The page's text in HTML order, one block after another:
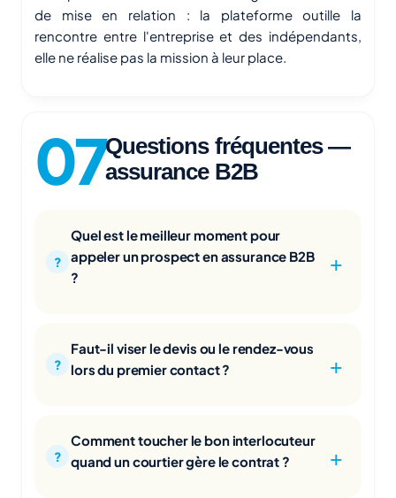
de mise en relation : la plateforme outille la
rencontre entre l'entreprise et des indépendants,
elle ne réalise pas la mission à leur place.
Questions fréquentes —
assurance B2B
Quel est le meilleur moment pour
appeler un prospect en assurance B2B
?
Faut-il viser le devis ou le rendez-vous
lors du premier contact ?
Comment toucher le bon interlocuteur
quand un courtier gère le contrat ?